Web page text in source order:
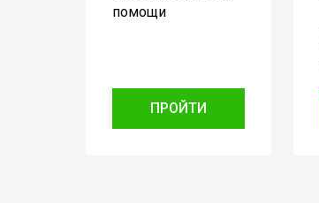
помощи
ПРОЙТИ